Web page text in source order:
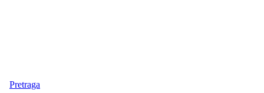
Pretraga